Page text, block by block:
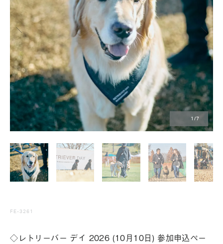
前へ 次へ
1 /7
FE-3261
◇レトリーバー デイ 2026 (10月10日) 参加申込ペー